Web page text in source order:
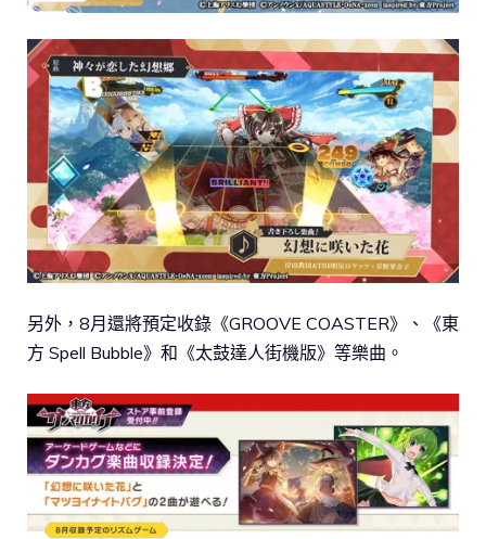
另外，8月還將預定收錄《GROOVE COASTER》、《東
方 Spell Bubble》和《太鼓達人街機版》等樂曲。